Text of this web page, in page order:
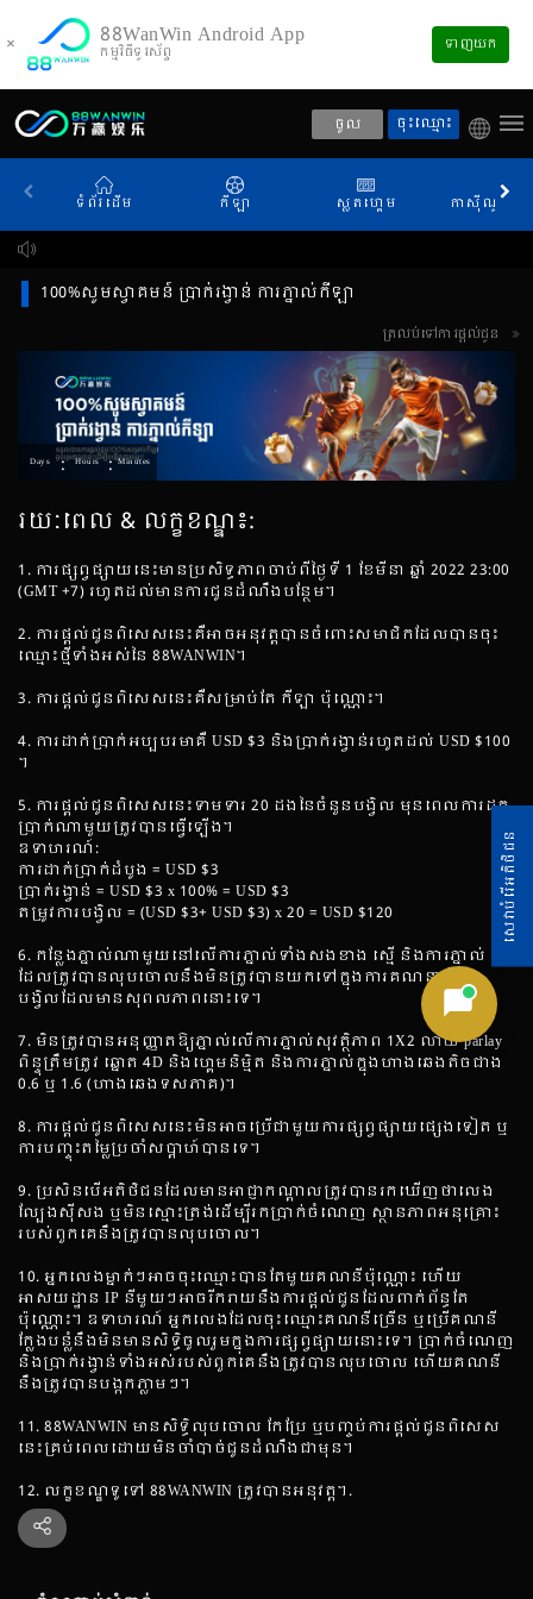
× 88WanWin Android App
កម្មវិធីទូរស័ព្ទ ទាញយក
ចូល ចុះឈ្មោះ
ទំព័រដើម កីឡា ស្លតហ្គេម កាស៊ីណូផ្សា
100%សូមស្វាគមន៍ ប្រាក់រង្វាន់ ការភ្នាល់កីឡា
ត្រលប់ទៅការផ្តល់ជូន
Days : Hours : Minutes
រយៈពេល & លក្ខខណ្ឌ៖:
1. ការផ្សព្វផ្សាយនេះមានប្រសិទ្ធភាពចាប់ពីថ្ងៃទី 1 ខែមីនា ឆ្នាំ 2022 23:00
(GMT +7) រហូតដល់មានការជូនដំណឹងបន្ថែម។
2. ការផ្តល់ជូនពិសេសនេះគឺអាចអនុវត្តបានចំពោះសមាជិកដែលបានចុះ
ឈ្មោះថ្មីទាំងអស់នៃ 88WANWIN។
3. ការផ្តល់ជូនពិសេសនេះគឺសម្រាប់តែ កីឡា ប៉ុណ្ណោះ។
4. ការដាក់ប្រាក់អប្បបរមាគឺ USD $3 និងប្រាក់រង្វាន់រហូតដល់ USD $100
។
5. ការផ្តល់ជូនពិសេសនេះទាមទារ 20 ដងនៃចំនួនបង្វិល មុនពេលការដក
ប្រាក់ណាមួយត្រូវបានធ្វើឡើង។
ឧទាហរណ៍:
ការដាក់ប្រាក់ដំបូង = USD $3
ប្រាក់រង្វាន់ = USD $3 x 100% = USD $3
តម្រូវការបង្វិល = (USD $3+ USD $3) x 20 = USD $120
6. កន្លែងភ្នាល់ណាមួយនៅលើការភ្នាល់ទាំងសងខាង ស្មើ និងការភ្នាល់
ដែលត្រូវបានលុបចោលនឹងមិនត្រូវបានយកទៅក្នុងការគណនាចំនួន
បង្វិលដែលមានសុពលភាពនោះទេ។
7. មិនត្រូវបានអនុញ្ញាតឱ្យភ្នាល់លើការភ្នាល់សុវត្ថិភាព 1X2 លាយ parlay
ពិន្ទុត្រឹមត្រូវ ឆ្នោត 4D និងហ្គេមនិម្មិត និងការភ្នាល់ក្នុងហាងឆេងតិចជាង
0.6 ឬ 1.6 (ហាងឆេងទសភាគ)។
8. ការផ្តល់ជូនពិសេសនេះមិនអាចប្រើជាមួយការផ្សព្វផ្សាយផ្សេងទៀត ឬ
ការបញ្ចុះតម្លៃប្រចាំសប្តាហ៍បានទេ។
9. ប្រសិនបើអតិថិជនដែលមានអាជ្ញាកណ្តាលត្រូវបានរកឃើញថាលេង
ល្បែងស៊ីសង ឬមិនស្មោះត្រង់ដើម្បីរកប្រាក់ចំណេញ ស្ថានភាពអនុគ្រោះ
របស់ពួកគេនឹងត្រូវបានលុបចោល។
10. អ្នកលេងម្នាក់ៗអាចចុះឈ្មោះបានតែមួយគណនីប៉ុណ្ណោះ ហើយ
អាសយដ្ឋាន IP នីមួយៗអាចរីករាយនឹងការផ្តល់ជូនដែលពាក់ព័ន្ធតែ
ប៉ុណ្ណោះ។ ឧទាហរណ៍ អ្នកលេងដែលចុះឈ្មោះគណនីច្រើន ឬប្រើគណនី
ក្លែងបន្លំនឹងមិនមានសិទ្ធិចូលរួមក្នុងការផ្សព្វផ្សាយនោះទេ។ ប្រាក់ចំណេញ
និងប្រាក់រង្វាន់ទាំងអស់របស់ពួកគេនឹងត្រូវបានលុបចោល ហើយគណនី
នឹងត្រូវបានបង្កកភ្លាមៗ។
11. 88WANWIN មានសិទ្ធិលុបចោល កែប្រែ ឬបញ្ចប់ការផ្តល់ជូនពិសេស
នេះគ្រប់ពេលដោយមិនចាំបាច់ជូនដំណឹងជាមុន។
12. លក្ខខណ្ឌទូទៅ 88WANWIN ត្រូវបានអនុវត្ត។.
សេវាបំរើអតិថិជន